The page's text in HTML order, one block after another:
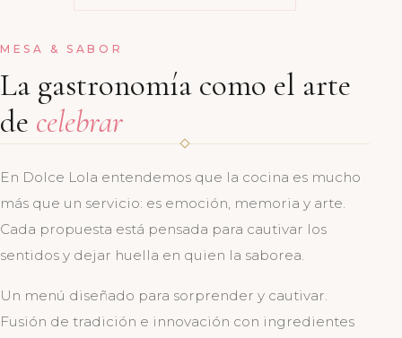
MESA & SABOR
La gastronomía como el arte
de celebrar
En Dolce Lola entendemos que la cocina es mucho
más que un servicio: es emoción, memoria y arte.
Cada propuesta está pensada para cautivar los
sentidos y dejar huella en quien la saborea.
Un menú diseñado para sorprender y cautivar.
Fusión de tradición e innovación con ingredientes